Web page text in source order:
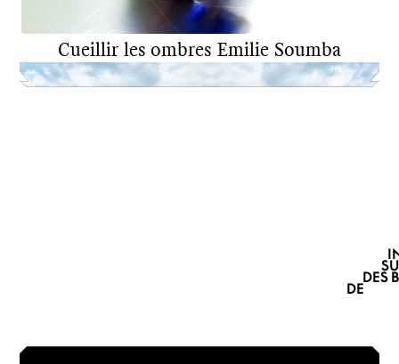
Cueillir les ombres Emilie Soumba
DNSEP 2022
DES
DE